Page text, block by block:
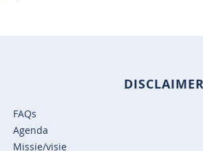
FAQs
Agenda
Missie/visie
DISCLAIMER